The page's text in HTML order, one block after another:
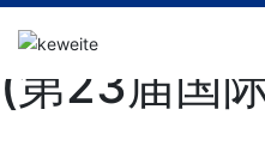
2026年国
(第23届国